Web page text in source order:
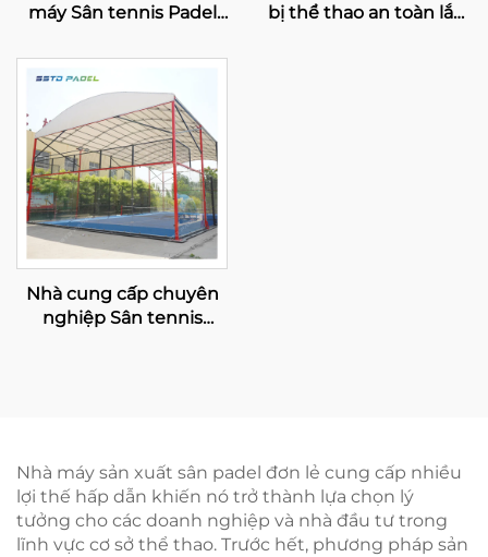
máy Sân tennis Padel
Bán sỉ Sân Paddle toàn
cảnh 001-3
bị thể thao an toàn lắp
Nhà cung cấp chuyên
nghiệp Sân tennis
Nhà máy sản xuất sân padel đơn lẻ cung cấp nhiều
lợi thế hấp dẫn khiến nó trở thành lựa chọn lý
tưởng cho các doanh nghiệp và nhà đầu tư trong
lĩnh vực cơ sở thể thao. Trước hết, phương pháp sản